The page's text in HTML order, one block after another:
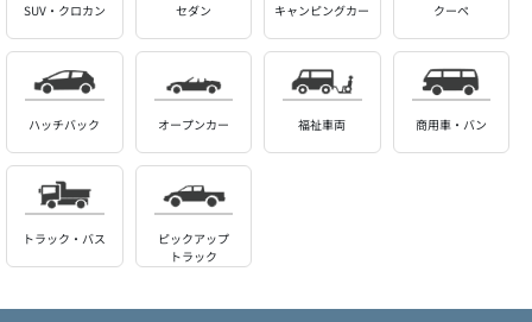
SUV・クロカン セダン キャンピングカー クーペ
ハッチバック オープンカー 福祉車両 商用車・バン
トラック・バス
ピックアップ
トラック